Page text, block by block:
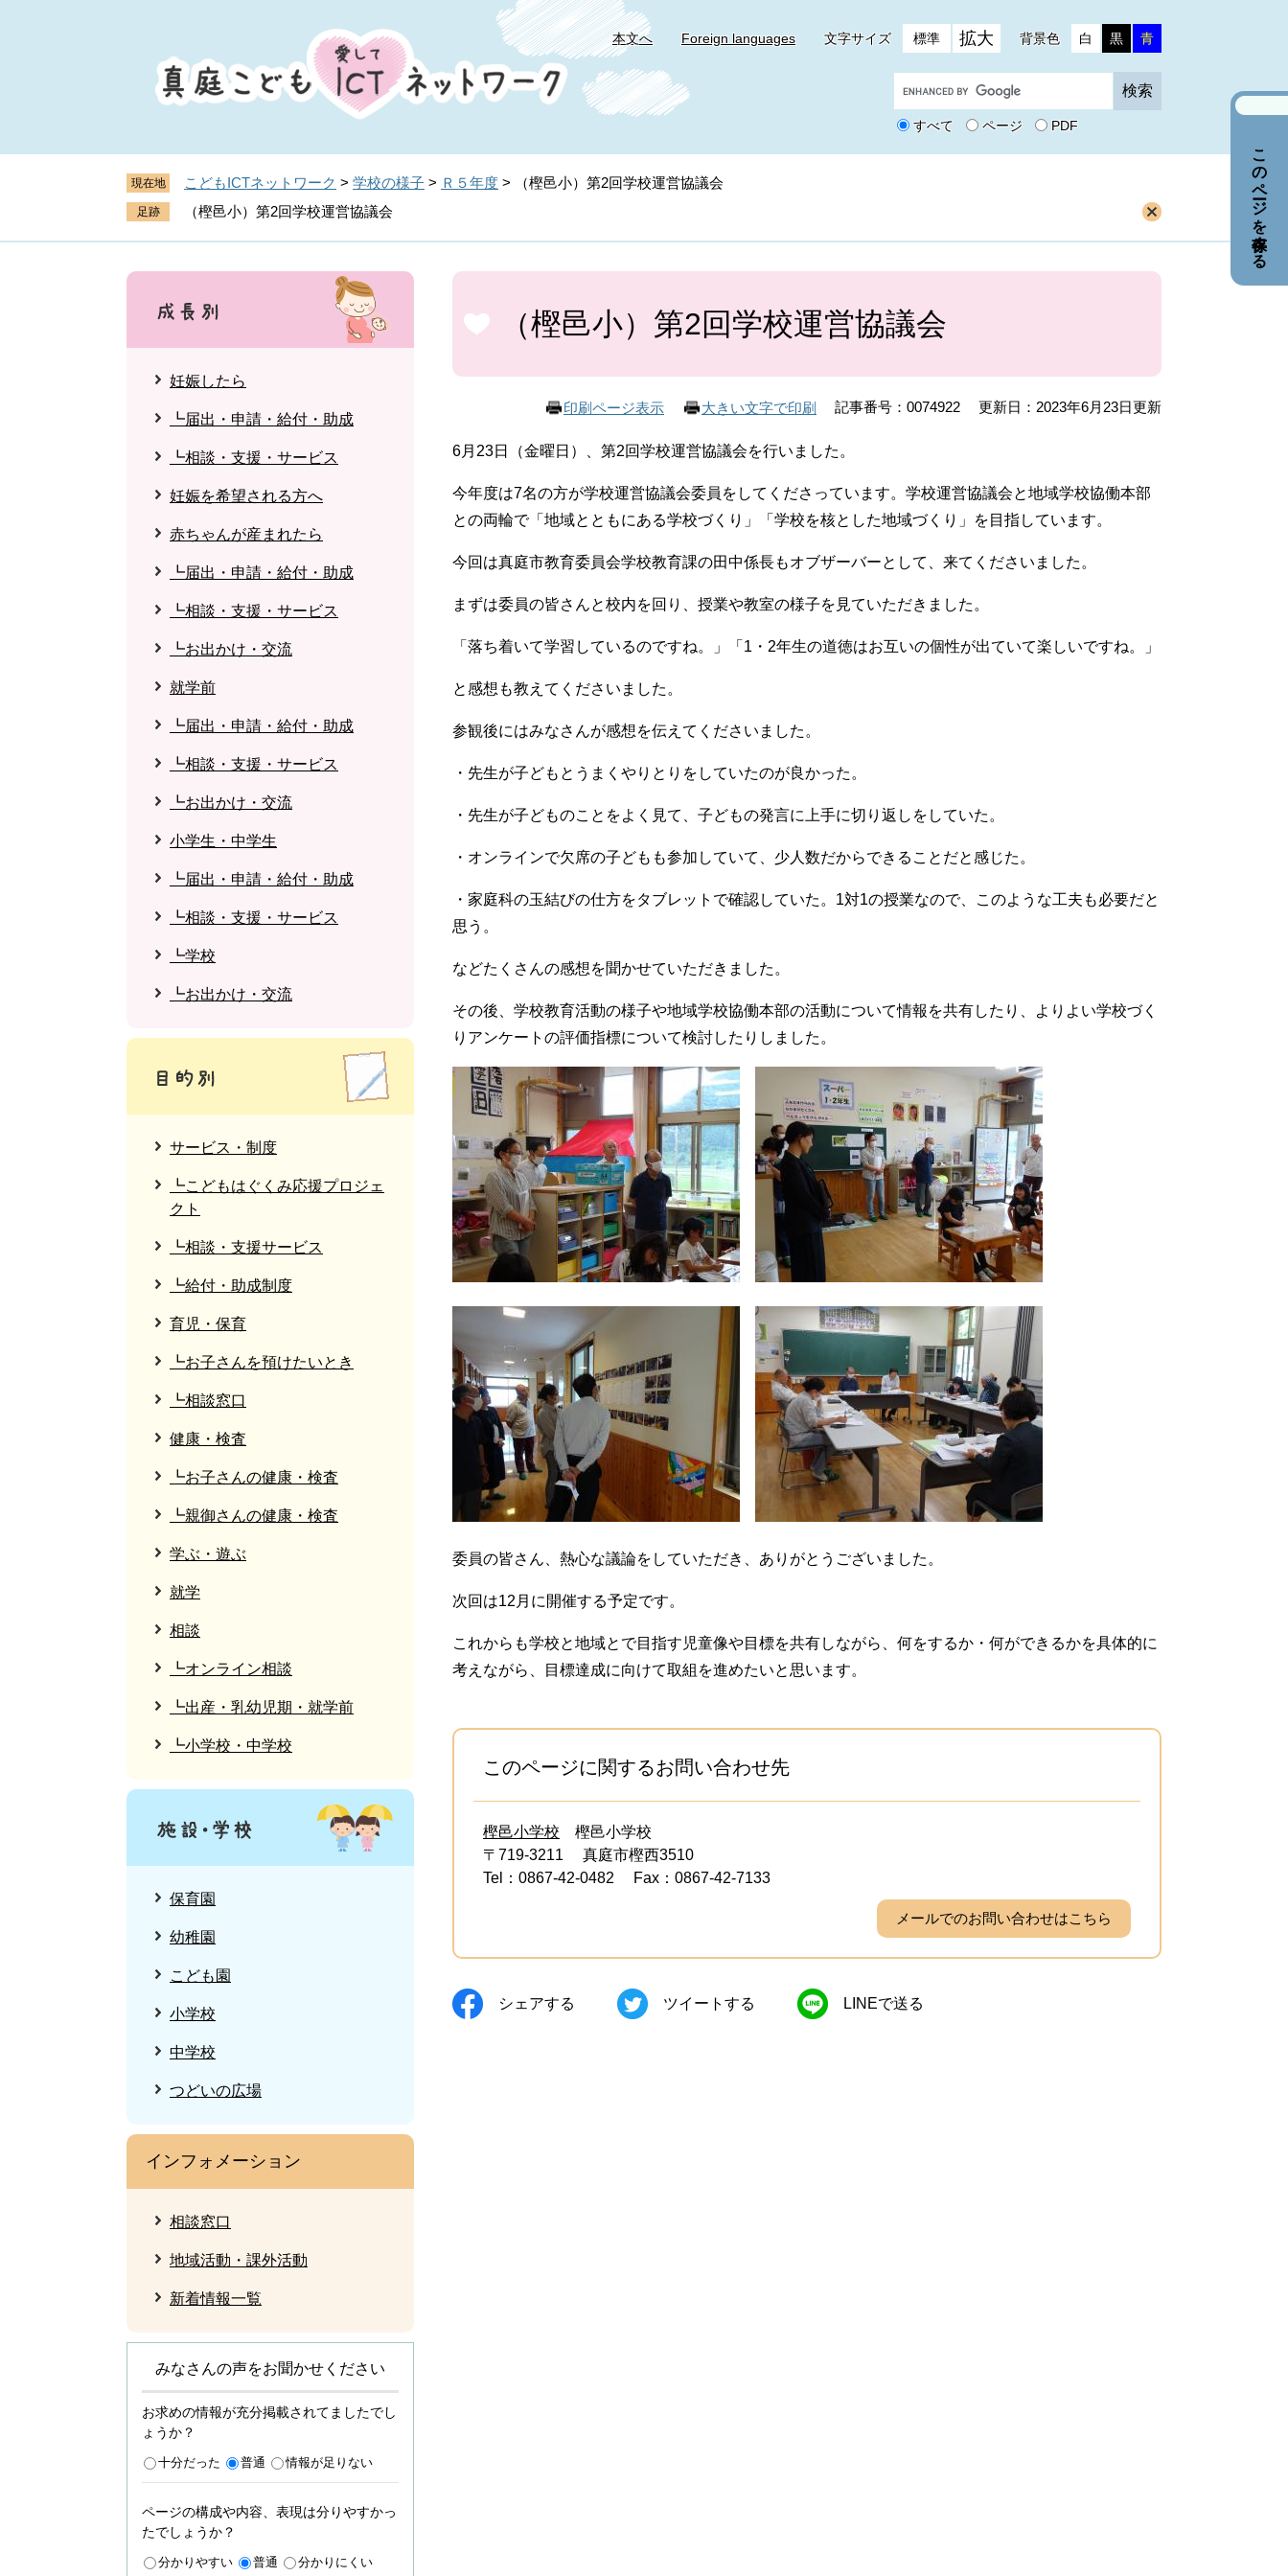
文
本文へ Foreign languages 文字サイズ 標準 拡大 背景色 白 黒 青
o
タ
すべて ページ PDF
現在地 こどもICTネットワーク > 学校の様子 > Ｒ５年度 >
（樫邑小）第2回学校運営協議会
（樫邑小）第2回学校運営協議会
本
（樫邑小）第2回学校運営協議会
印刷ページ表示 大きい文字で印刷 記事番号：0074922 更新日：2023年6月23日更新
6月23日（金曜日）、第2回学校運営協議会を行いました。
今年度は7名の方が学校運営協議会委員をしてくださっています。学校運営協議会と地域学校協働本部
との両輪で「地域とともにある学校づくり」「学校を核とした地域づくり」を目指しています。
今回は真庭市教育委員会学校教育課の田中係長もオブザーバーとして、来てくださいました。
まずは委員の皆さんと校内を回り、授業や教室の様子を見ていただきました。
「落ち着いて学習しているのですね。」「1・2年生の道徳はお互いの個性が出ていて楽しいですね。」
と感想も教えてくださいました。
参観後にはみなさんが感想を伝えてくださいました。
・先生が子どもとうまくやりとりをしていたのが良かった。
・先生が子どものことをよく見て、子どもの発言に上手に切り返しをしていた。
・オンラインで欠席の子どもも参加していて、少人数だからできることだと感じた。
・家庭科の玉結びの仕方をタブレットで確認していた。1対1の授業なので、このような工夫も必要だと
思う。
などたくさんの感想を聞かせていただきました。
その後、学校教育活動の様子や地域学校協働本部の活動について情報を共有したり、よりよい学校づく
りアンケートの評価指標について検討したりしました。
委員の皆さん、熱心な議論をしていただき、ありがとうございました。
次回は12月に開催する予定です。
これからも学校と地域とで目指す児童像や目標を共有しながら、何をするか・何ができるかを具体的に
考えながら、目標達成に向けて取組を進めたいと思います。
このページに関するお問い合わせ先
樫邑小学校
樫邑小学校
〒719-3211
真庭市樫西3510
Tel：0867-42-0482
Fax：0867-42-7133
メールでのお問い合わせはこちら
シェアする ツイートする LINEで送る
妊娠したら
┗届出・申請・給付・助成
┗相談・支援・サービス
妊娠を希望される方へ
赤ちゃんが産まれたら
┗届出・申請・給付・助成
┗相談・支援・サービス
┗お出かけ・交流
就学前
┗届出・申請・給付・助成
┗相談・支援・サービス
┗お出かけ・交流
小学生・中学生
┗届出・申請・給付・助成
┗相談・支援・サービス
┗学校
┗お出かけ・交流
サービス・制度
┗こどもはぐくみ応援プロジェ
クト
┗相談・支援サービス
┗給付・助成制度
育児・保育
┗お子さんを預けたいとき
┗相談窓口
健康・検査
┗お子さんの健康・検査
┗親御さんの健康・検査
学ぶ・遊ぶ
就学
相談
┗オンライン相談
┗出産・乳幼児期・就学前
┗小学校・中学校
保育園
幼稚園
こども園
小学校
中学校
つどいの広場
インフォメーション
相談窓口
地域活動・課外活動
新着情報一覧
みなさんの声をお聞かせください
お求めの情報が充分掲載されてましたでし
ょうか？
十分だった 普通 情報が足りない
ページの構成や内容、表現は分りやすかっ
たでしょうか？
分かりやすい 普通 分かりにくい
このページを保存する